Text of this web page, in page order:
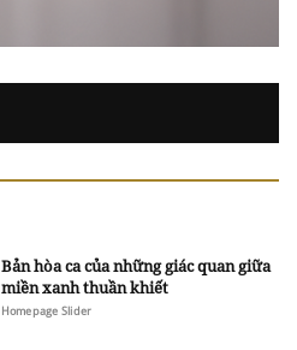
Bản hòa ca của những giác quan giữa
miền xanh thuần khiết
Homepage Slider